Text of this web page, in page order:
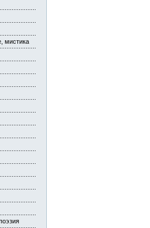
мистика